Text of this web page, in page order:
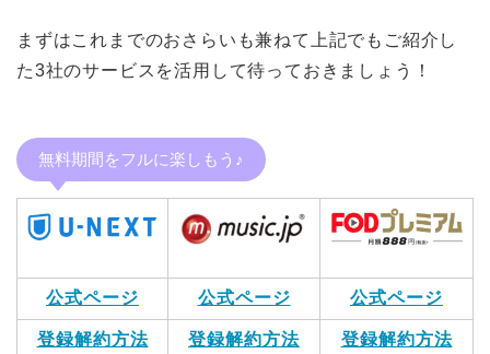
まずはこれまでのおさらいも兼ねて上記でもご紹介し
た3社のサービスを活用して待っておきましょう！
無料期間をフルに楽しもう♪
公式ページ 公式ページ 公式ページ
登録解約方法 登録解約方法 登録解約方法